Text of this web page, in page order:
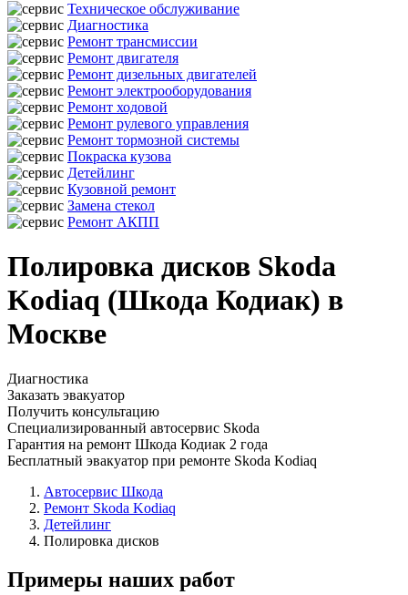
Техническое обслуживание
Диагностика
Ремонт трансмиссии
Ремонт двигателя
Ремонт дизельных двигателей
Ремонт электрооборудования
Ремонт ходовой
Ремонт рулевого управления
Ремонт тормозной системы
Покраска кузова
Детейлинг
Кузовной ремонт
Замена стекол
Ремонт АКПП
Полировка дисков Skoda
Kodiaq (Шкода Кодиак) в
Москве
Диагностика
Заказать эвакуатор
Получить консультацию
Специализированный автосервис Skoda
Гарантия на ремонт Шкода Кодиак 2 года
Бесплатный эвакуатор при ремонте Skoda Kodiaq
Автосервис Шкода
Ремонт Skoda Kodiaq
Детейлинг
Полировка дисков
Примеры наших работ